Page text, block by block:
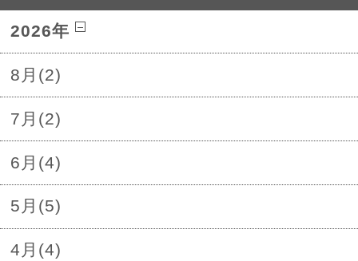
2026年
8月(2)
7月(2)
6月(4)
5月(5)
4月(4)